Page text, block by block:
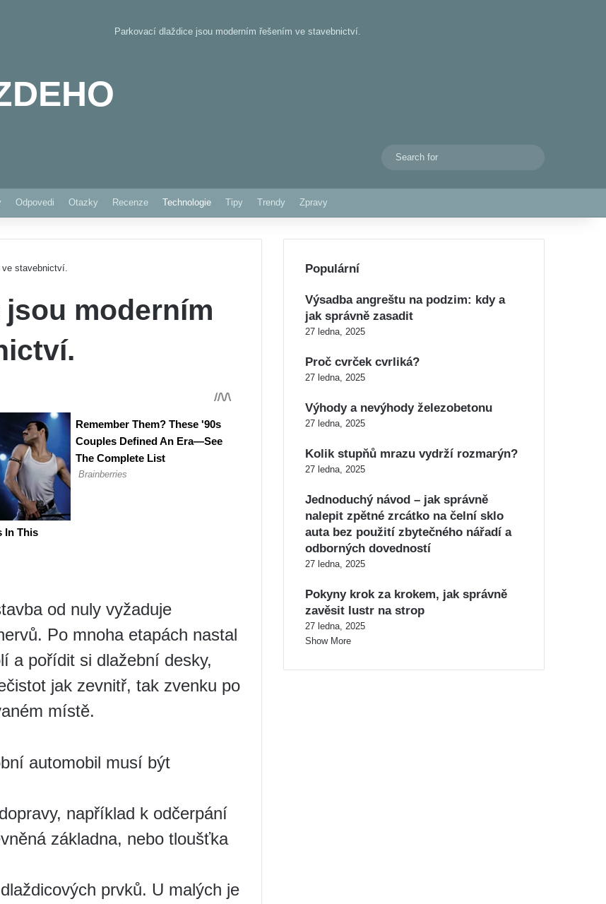
Parkovací dlaždice jsou moderním řešením ve stavebnictví.
Switch skin
Odpovedi Otazky Recenze Technologie Tipy Trendy Zpravy
stavebnictví.
moderním
od nuly vyžaduje
Po mnoha etapách nastal
a pořídit si dlažební desky,
jak zevnitř, tak zvenku po
místě.
automobil musí být
například k odčerpání
základna, nebo tloušťka
prvků. U malých je
Populární
Výsadba angreštu na podzim: kdy a
jak správně zasadit
27 ledna, 2025
Proč cvrček cvrliká?
27 ledna, 2025
Výhody a nevýhody železobetonu
27 ledna, 2025
Kolik stupňů mrazu vydrží rozmarýn?
27 ledna, 2025
Jednoduchý návod – jak správně
nalepit zpětné zrcátko na čelní sklo
auta bez použití zbytečného nářadí a
odborných dovedností
27 ledna, 2025
Pokyny krok za krokem, jak správně
zavěsit lustr na strop
27 ledna, 2025
Show More